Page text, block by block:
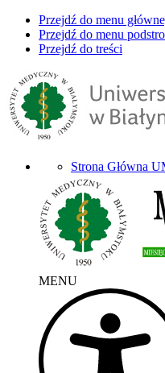
Przejdź do menu
Przejdź do menu
Przejdź do treści
Strona Główna
MENU